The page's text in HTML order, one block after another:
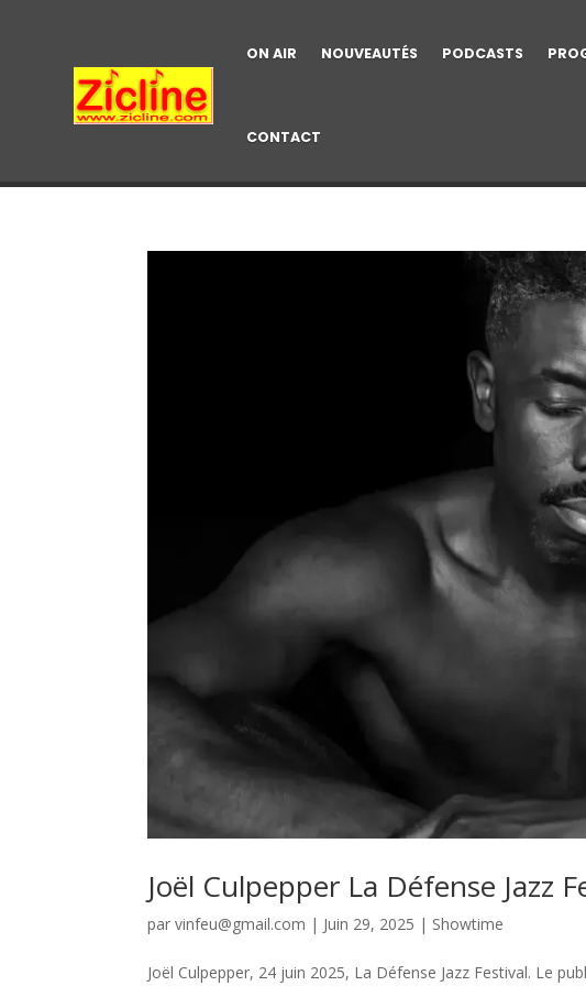
ON AIR NOUVEAUTÉS PODCASTS
CONTACT
Joël Culpepper La Défense Jazz
parvinfeu@gmail.com | Juin 29, 2025 | Showtime
Joël Culpepper, 24 juin 2025, La Défense Jazz Festival. Le